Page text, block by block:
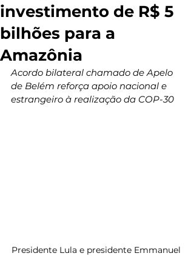
investimento de R$ 5
bilhões para a
Amazônia
Acordo bilateral chamado de Apelo
de Belém reforça apoio nacional e
estrangeiro à realização da COP-30
Presidente Lula e presidente Emmanuel